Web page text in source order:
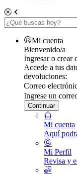
Mi cuenta
Bienvenido/a
Ingresar o crear
Accede a tus
devoluciones:
Correo
Ingrese un
Continuar
Mi cuenta
Aquí
Mi Perfil
Revisa y